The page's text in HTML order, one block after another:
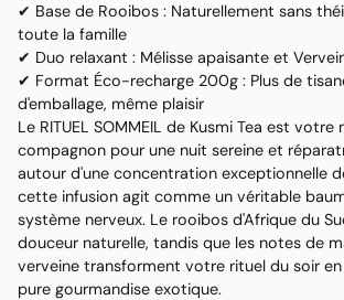
✔ Base de Rooibos : Naturellement sans
toute la famille
✔ Duo relaxant : Mélisse apaisante et
✔ Format Éco-recharge 200g : Plus de
d'emballage, même plaisir
Le RITUEL SOMMEIL de Kusmi Tea est votre
compagnon pour une nuit sereine et
autour d'une concentration exceptionnelle
cette infusion agit comme un véritable
système nerveux. Le rooibos d'Afrique du
douceur naturelle, tandis que les notes de
verveine transforment votre rituel du soir
pure gourmandise exotique.